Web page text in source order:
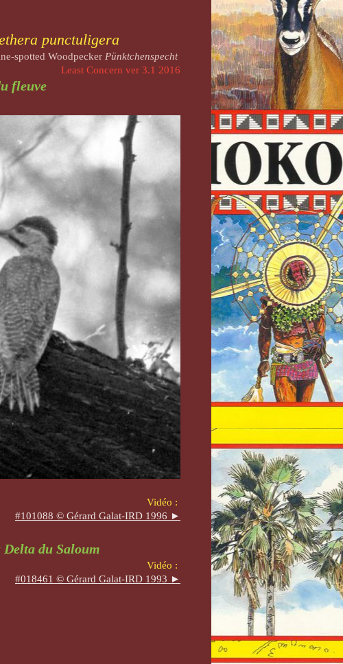
punctuligera
spotted Woodpecker Pünktchenspecht
Least Concern ver 3.1 2016
fleuve
Vidéo :
#101088 © Gérard Galat-IRD 1996 ►
du Saloum
Vidéo :
#018461 © Gérard Galat-IRD 1993 ►